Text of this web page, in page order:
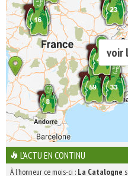
voir
L'ACTU EN CONTINU
À l'honneur ce mois-ci : La Catalogne